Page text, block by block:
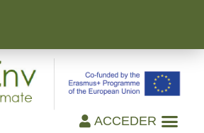
ACCEDER